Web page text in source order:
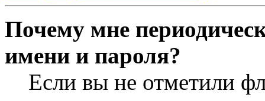
Почему мне
имени и пароля?
Если вы не отметили